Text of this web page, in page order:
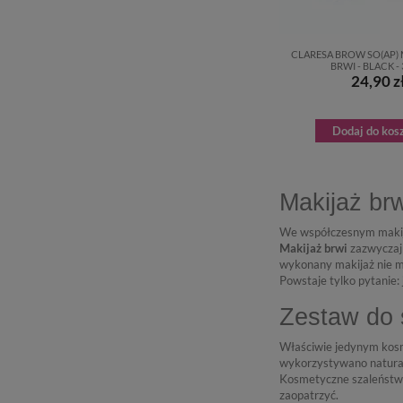
CLARESA BROW SO(AP)
BRWI - BLACK -
24,90
Dodaj do
Makijaż
We współczesnym
Makijaż brwi
wykonany makijaż nie
Powstaje tylko pytanie:
Zestaw do
Właściwie jedynym
wykorzystywano
Kosmetyczne
zaopatrzyć.